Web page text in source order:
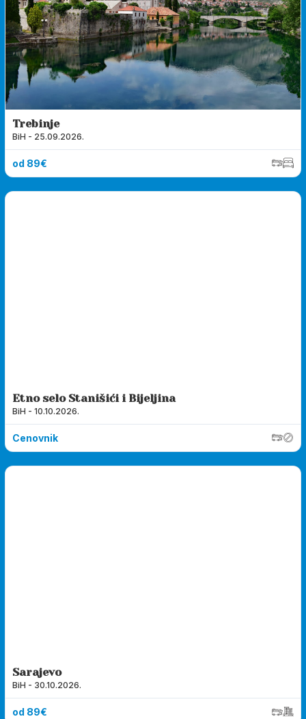
Trebinje
BiH - 25.09.2026.
od 89€
Etno selo Stanišići i Bijeljina
BiH - 10.10.2026.
Cenovnik
Sarajevo
BiH - 30.10.2026.
od 89€